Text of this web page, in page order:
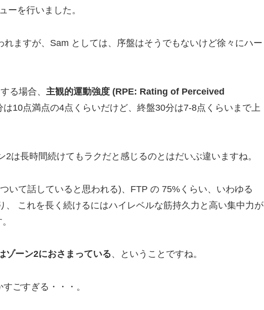
ーを行いました。
ますが、Sam としては、序盤はそうでもないけど徐々にハー
る場合、 主観的運動強度 (RPE: Rating of Perceived
10点満点の4点くらいだけど、終盤30分は7-8点くらいまで上
は長時間続けてもラクだと感じるのとはだいぶ違いますね。
いて話していると思われる)、FTP の 75%くらい、いわゆる
、 これを長く続けるにはハイレベルな筋持久力と高い集中力が
ゾーン2におさまっている、ということですね。
ごすぎる・・・。